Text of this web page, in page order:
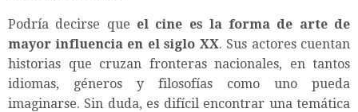
Podría decirse que el cine es la forma de arte de
mayor influencia en el siglo XX. Sus actores cuentan
historias que cruzan fronteras nacionales, en tantos
idiomas, géneros y filosofías como uno pueda
imaginarse. Sin duda, es difícil encontrar una temática